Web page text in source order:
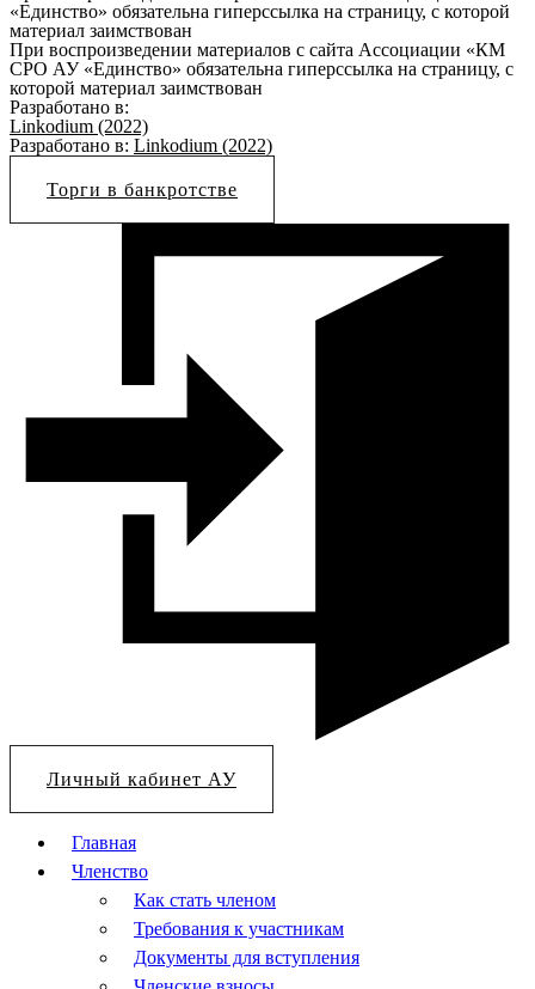
«Единство» обязательна гиперссылка на страницу, с которой
материал заимствован
При воспроизведении материалов с сайта Ассоциации «КМ
СРО АУ «Единство» обязательна гиперссылка на страницу, с
которой материал заимствован
Разработано в:
Linkodium (2022)
Разработано в: Linkodium (2022)
Торги в банкротстве
Личный кабинет АУ
Главная
Членство
Как стать членом
Требования к участникам
Документы для вступления